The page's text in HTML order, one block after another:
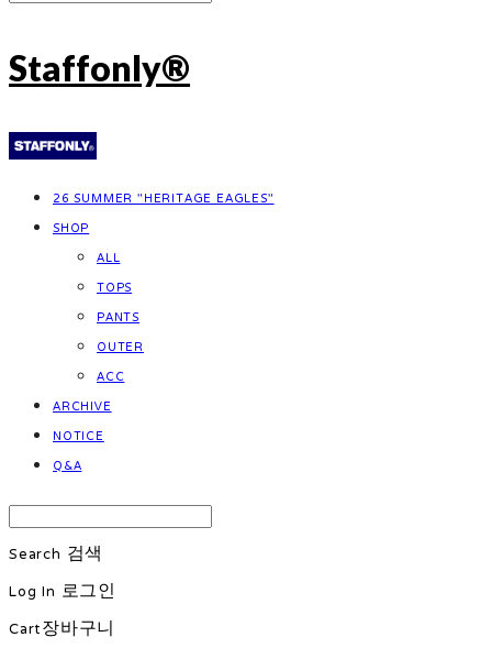
Staffonly®
26 SUMMER "HERITAGE EAGLES"
SHOP
ALL
TOPS
PANTS
OUTER
ACC
ARCHIVE
NOTICE
Q&A
Search 검색
Log In 로그인
Cart장바구니